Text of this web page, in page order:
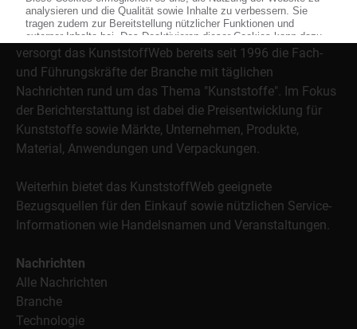
Über das KunststoffWeb
Als einer der Internet-Pioniere der Kunststoffindustrie
versorgt das KunststoffWeb bereits seit 1996 die Fach-
und Führungskräfte der Branche mit täglichen
Nachrichten rund um das Thema "Kunststoffe". Im Fokus
der Berichterstattung ist dabei die Preisentwicklung für
Kunststoffe sowie Märkte, Unternehmen, Produkte,
Material, Anwendungen und Verpackungen.
Weiterhin bietet das KunststoffWeb geeignete
Bezugsquellen für den Einkauf sowie nützlichen Service-
Informationen wie Handelsnamen und Veranstaltungen.
Nachrichten
Alle Nachrichten
Branche
Technologie